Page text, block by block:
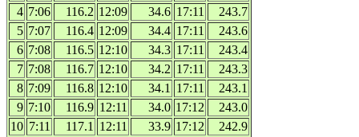
4 7:06 116.2 12:09 34.6 17:11
243.7
5 7:07 116.4 12:09 34.4 17:11
243.6
6 7:08 116.5 12:10 34.3 17:11
243.4
7 7:08 116.7 12:10 34.2 17:11
243.3
8 7:09 116.8 12:10 34.1 17:11
243.1
9 7:10 116.9 12:11 34.0 17:12
243.0
10 7:11 117.1 12:11 33.9 17:12
242.9